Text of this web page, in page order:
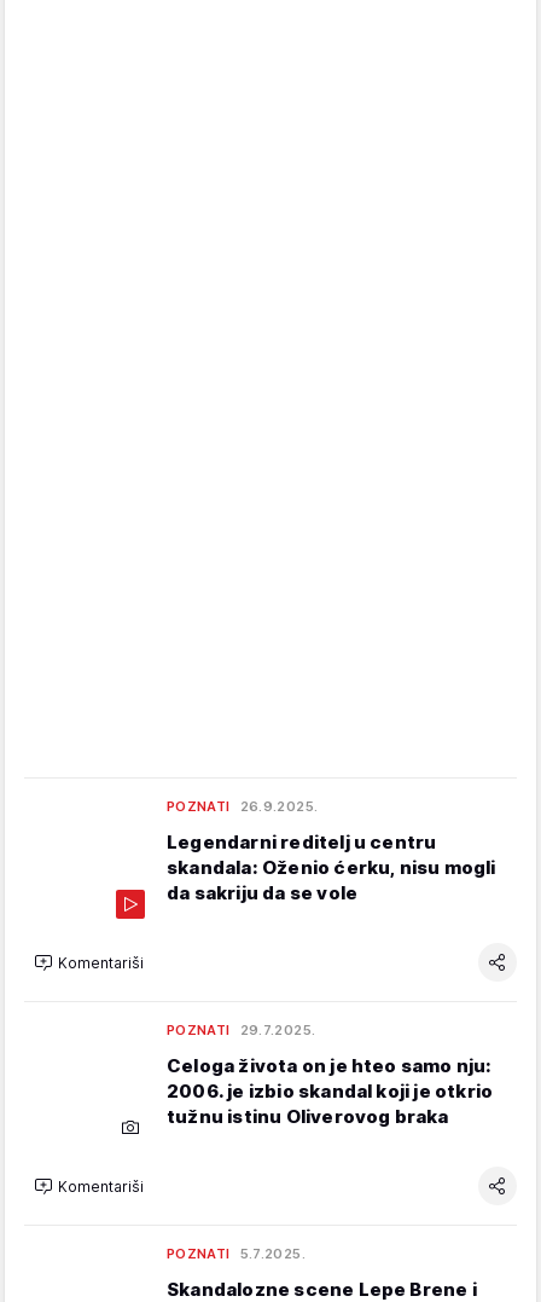
POZNATI 26.9.2025.
Legendarni reditelj u centru
skandala: Oženio ćerku, nisu mogli
da sakriju da se vole
Komentariši
POZNATI 29.7.2025.
Celoga života on je hteo samo nju:
2006. je izbio skandal koji je otkrio
tužnu istinu Oliverovog braka
Komentariši
POZNATI 5.7.2025.
Skandalozne scene Lepe Brene i